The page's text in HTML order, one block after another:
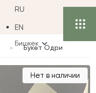
RU
EN
Бишкек
Букет Одри
Нет в наличии